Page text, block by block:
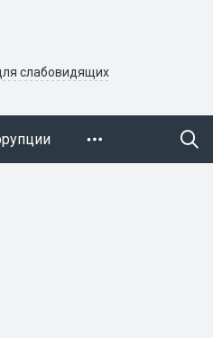
слабовидящих